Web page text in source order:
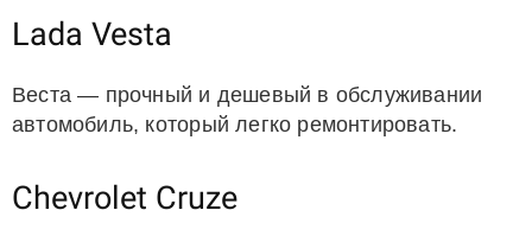
Lada Vesta
Веста — прочный и дешевый в обслуживании
автомобиль, который легко ремонтировать.
Chevrolet Cruze